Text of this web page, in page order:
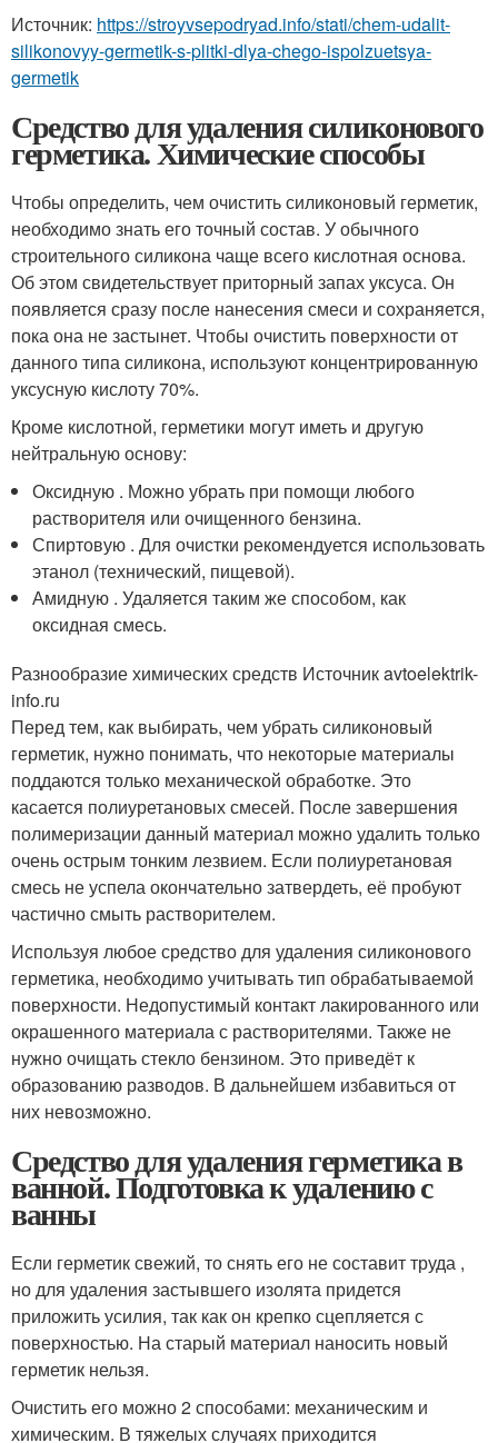
Источник: https://stroyvsepodryad.info/stati/chem-udalit-
silikonovyy-germetik-s-plitki-dlya-chego-ispolzuetsya-
germetik
Средство для удаления силиконового
герметика. Химические способы
Чтобы определить, чем очистить силиконовый герметик,
необходимо знать его точный состав. У обычного
строительного силикона чаще всего кислотная основа.
Об этом свидетельствует приторный запах уксуса. Он
появляется сразу после нанесения смеси и сохраняется,
пока она не застынет. Чтобы очистить поверхности от
данного типа силикона, используют концентрированную
уксусную кислоту 70%.
Кроме кислотной, герметики могут иметь и другую
нейтральную основу:
Оксидную . Можно убрать при помощи любого
растворителя или очищенного бензина.
Спиртовую . Для очистки рекомендуется использовать
этанол (технический, пищевой).
Амидную . Удаляется таким же способом, как
оксидная смесь.
Разнообразие химических средств Источник avtoelektrik-
info.ru
Перед тем, как выбирать, чем убрать силиконовый
герметик, нужно понимать, что некоторые материалы
поддаются только механической обработке. Это
касается полиуретановых смесей. После завершения
полимеризации данный материал можно удалить только
очень острым тонким лезвием. Если полиуретановая
смесь не успела окончательно затвердеть, её пробуют
частично смыть растворителем.
Используя любое средство для удаления силиконового
герметика, необходимо учитывать тип обрабатываемой
поверхности. Недопустимый контакт лакированного или
окрашенного материала с растворителями. Также не
нужно очищать стекло бензином. Это приведёт к
образованию разводов. В дальнейшем избавиться от
них невозможно.
Средство для удаления герметика в
ванной. Подготовка к удалению с
ванны
Если герметик свежий, то снять его не составит труда ,
но для удаления застывшего изолята придется
приложить усилия, так как он крепко сцепляется с
поверхностью. На старый материал наносить новый
герметик нельзя.
Очистить его можно 2 способами: механическим и
химическим. В тяжелых случаях приходится